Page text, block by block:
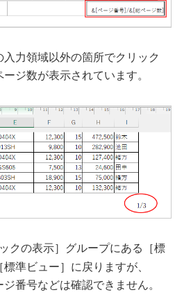
力領域以外の箇所でクリック
ジ数が表示されています。
クの表示］グループにある［標
準ビュー］に戻りますが、
番号などは確認できません。